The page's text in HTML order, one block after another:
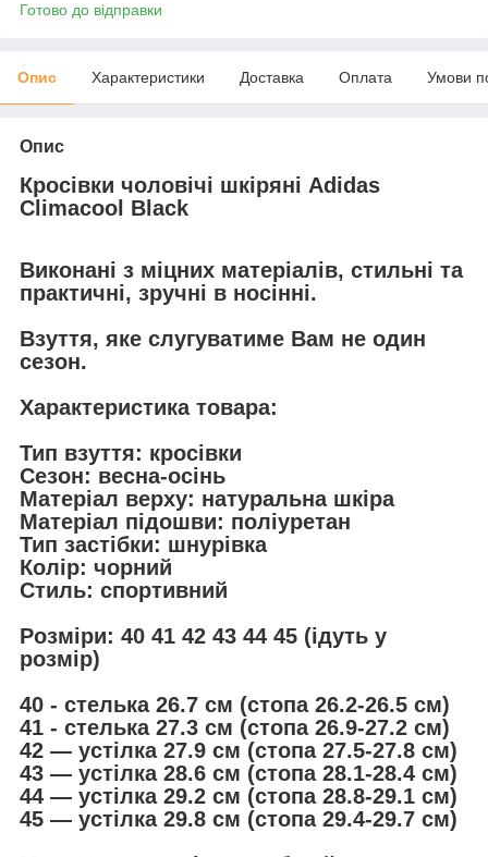
Готово до відправки
Опис Характеристики Доставка Оплата Умови
Опис
Кросівки чоловічі шкіряні Adidas
Climacool Black
Виконані з міцних матеріалів, стильні та
практичні, зручні в носінні.
Взуття, яке слугуватиме Вам не один
сезон.
Характеристика товара:
Тип взуття: кросівки
Сезон: весна-осінь
Матеріал верху: натуральна шкіра
Матеріал підошви: поліуретан
Тип застібки: шнурівка
Колір: чорний
Стиль: спортивний
Розміри: 40 41 42 43 44 45 (ідуть у
розмір)
40 - стелька 26.7 см (стопа 26.2-26.5 см)
41 - стелька 27.3 см (стопа 26.9-27.2 см)
42 — устілка 27.9 см (стопа 27.5-27.8 см)
43 — устілка 28.6 см (стопа 28.1-28.4 см)
44 — устілка 29.2 см (стопа 28.8-29.1 см)
45 — устілка 29.8 см (стопа 29.4-29.7 см)